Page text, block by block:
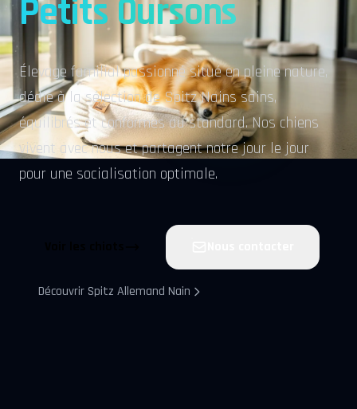
Petits Oursons
Élevage familial passionné situé en pleine nature,
dédié à la sélection de Spitz Nains sains,
équilibrés et conformes au standard. Nos chiens
vivent avec nous et partagent notre jour le jour
pour une socialisation optimale.
Découvrir Spitz Allemand Nain